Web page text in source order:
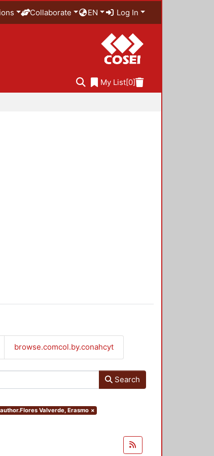
Collaborate EN Log In
My List[0]
browse.comcol.by.conahcyt
Search
Valverde, Erasmo ×